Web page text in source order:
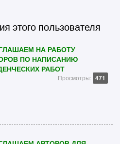
этого пользователя
НА РАБОТУ
ПО НАПИСАНИЮ
РАБОТ
Просмотры: 471